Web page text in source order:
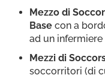
Mezzo di
Basecon a
ad un
Mezzi di
soccorritori (di